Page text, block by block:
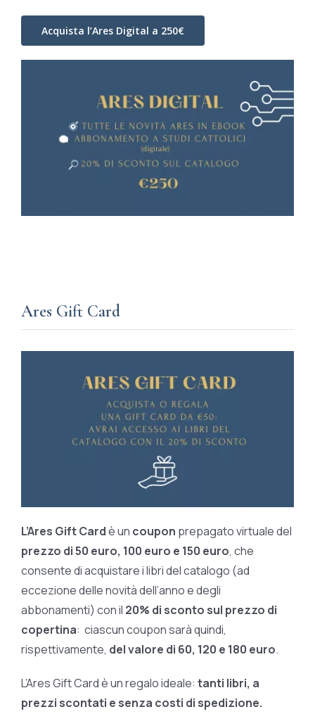
Acquista l’Ares Digital a 250€
Ares Gift Card
L’Ares Gift Cardè un coupon prepagato virtuale del
prezzo di 50 euro, 100 euro e 150 euro, che
consente di acquistare i libri del catalogo (ad
eccezione delle novità dell’anno e degli
abbonamenti) con il 20% di sconto sul prezzo di
copertina: ciascun coupon sarà quindi,
rispettivamente, del valore di 60, 120 e 180 euro.
L’Ares Gift Card è un regalo ideale: tanti libri, a
prezzi scontati e senza costi di spedizione.